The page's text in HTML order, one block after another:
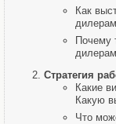
Как
Почему
Cтратегия
Какие
Какую
Что